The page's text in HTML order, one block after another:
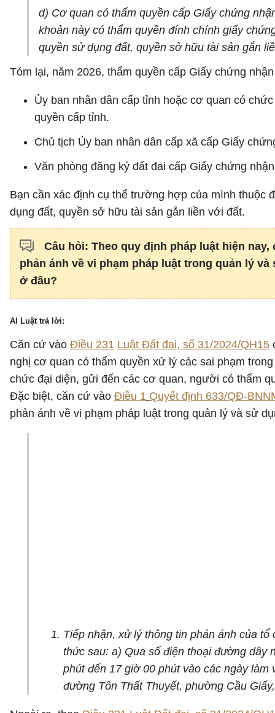
d) Cơ quan có thẩm quyền cấp Giấy chứng
khoản này có thẩm quyền đính chính giấy
quyền sử dụng đất, quyền sở hữu tài sản gắn
Tóm lại, năm 2026, thẩm quyền cấp Giấy chứng
Ủy ban nhân dân cấp tỉnh hoặc cơ quan có
quyền cấp tỉnh.
Chủ tịch Ủy ban nhân dân cấp xã cấp Giấy
Văn phòng đăng ký đất đai cấp Giấy chứng
Bạn cần xác định cụ thể trường hợp của mình thuộc
dụng đất, quyền sở hữu tài sản gắn liền với đất.
Câu hỏi: Theo quy định pháp luật hiện nay,
phản ánh về vi phạm pháp luật trong quản lý và
ở đâu?
AI Luật trả lời:
Căn cứ vào Điều 231 Luật Đất đai, số 31/2024/QH15
nghị cơ quan có thẩm quyền xử lý các sai phạm
chức đại diện, gửi đến các cơ quan, người có thẩm
Đặc biệt, căn cứ vào Điều 1 Quyết định 633/QĐ-
phản ánh về vi phạm pháp luật trong quản lý và sử
Tiếp nhận, xử lý thông tin phản ánh của
thức sau: a) Qua số điện thoại đường dây
phút đến 17 giờ 00 phút vào các ngày
đường Tôn Thất Thuyết, phường Cầu